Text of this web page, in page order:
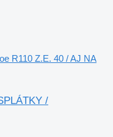
R110 Z.E. 40 / AJ NA
/